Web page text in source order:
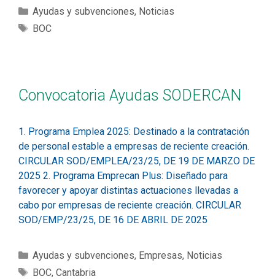
Ayudas y subvenciones, Noticias
BOC
Convocatoria Ayudas SODERCAN
1. Programa Emplea 2025: Destinado a la contratación
de personal estable a empresas de reciente creación.
CIRCULAR SOD/EMPLEA/23/25, DE 19 DE MARZO DE
2025 2. Programa Emprecan Plus: Diseñado para
favorecer y apoyar distintas actuaciones llevadas a
cabo por empresas de reciente creación. CIRCULAR
SOD/EMP/23/25, DE 16 DE ABRIL DE 2025
Ayudas y subvenciones, Empresas, Noticias
BOC, Cantabria